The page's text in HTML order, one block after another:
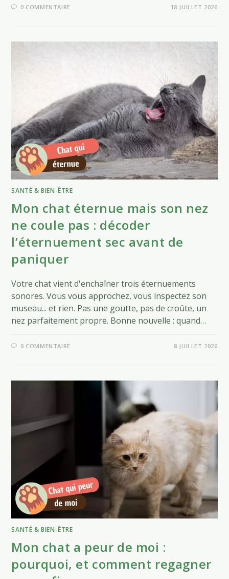
0 COMMENTAIRE 18 JUILLET 2026
SANTÉ & BIEN-ÊTRE
Mon chat éternue mais son nez
ne coule pas : décoder
l’éternuement sec avant de
paniquer
Votre chat vient d'enchaîner trois éternuements
sonores. Vous vous approchez, vous inspectez son
museau... et rien. Pas une goutte, pas de croûte, un
nez parfaitement propre. Bonne nouvelle : quand…
0 COMMENTAIRE 8 JUILLET 2026
SANTÉ & BIEN-ÊTRE
Mon chat a peur de moi :
pourquoi, et comment regagner